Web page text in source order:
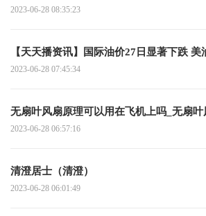
2023-06-28 08:35:23
【天天播资讯】国际油价27日显著下跌
2023-06-28 07:45:34
无扇叶风扇原理可以用在飞机上吗_无扇叶
2023-06-28 06:57:16
清澄居士（清澄）
2023-06-28 06:01:49